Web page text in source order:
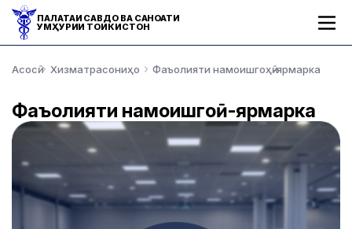
ПАЛАТАИ САВДО ВА САНОАТИ
ҶУМҲУРИИ ТОҶИКИСТОН
Асосӣ Хизматрасониҳо Фаъолияти намоишгоҳӣ-ярмарка
Фаъолияти намоишгоҳӣ-ярмарка